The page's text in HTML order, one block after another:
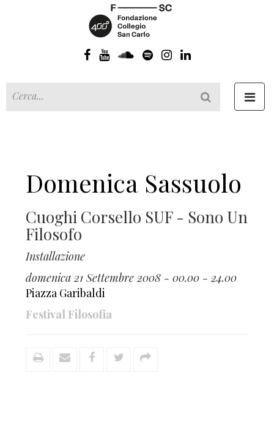
Domenica Sassuolo
Cuoghi Corsello SUF - Sono Un
Filosofo
Installazione
domenica 21 Settembre 2008 - 00.00 - 24.00
Piazza Garibaldi
Festival Filosofia